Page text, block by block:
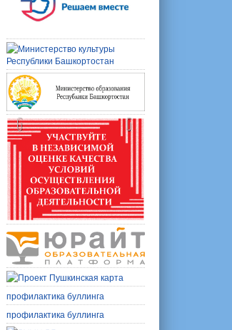
профилактика буллинга
профилактика буллинга